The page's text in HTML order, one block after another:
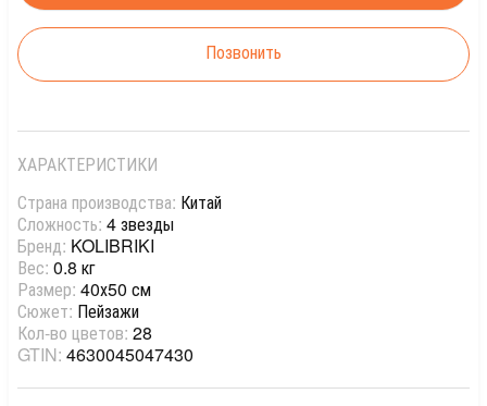
Позвонить
ХАРАКТЕРИСТИКИ
Страна производства: Китай
Сложность: 4 звезды
Бренд: KOLIBRIKI
Вес: 0.8 кг
Размер: 40х50 см
Сюжет: Пейзажи
Кол-во цветов: 28
GTIN: 4630045047430